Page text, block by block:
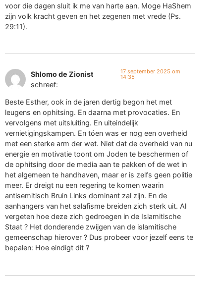
voor die dagen sluit ik me van harte aan. Moge HaShem
zijn volk kracht geven en het zegenen met vrede (Ps.
29:11).
Shlomo de Zionist
schreef:
17 september 2025 om
14:35
Beste Esther, ook in de jaren dertig begon het met
leugens en ophitsing. En daarna met provocaties. En
vervolgens met uitsluiting. En uiteindelijk
vernietigingskampen. En tóen was er nog een overheid
met een sterke arm der wet. Niet dat de overheid van nu
energie en motivatie toont om Joden te beschermen of
de ophitsing door de media aan te pakken of de wet in
het algemeen te handhaven, maar er is zelfs geen politie
meer. Er dreigt nu een regering te komen waarin
antisemitisch Bruin Links dominant zal zijn. En de
aanhangers van het salafisme breiden zich sterk uit. Al
vergeten hoe deze zich gedroegen in de Islamitische
Staat ? Het donderende zwijgen van de islamitische
gemeenschap hierover ? Dus probeer voor jezelf eens te
bepalen: Hoe eindigt dit ?